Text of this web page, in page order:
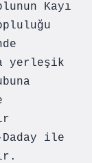
Kayı
yerleşik
ile